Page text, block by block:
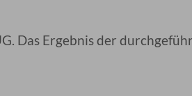
Das Ergebnis der